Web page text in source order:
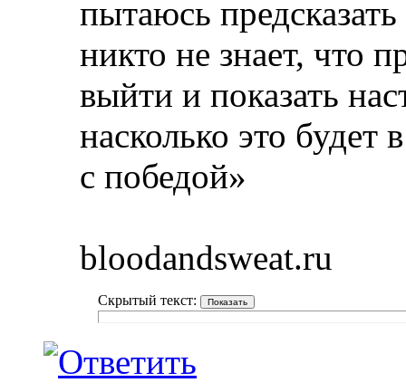
пытаюсь
никто не знает, что
выйти и показать
насколько это
с победой»
bloodandsweat.ru
Скрытый текст: